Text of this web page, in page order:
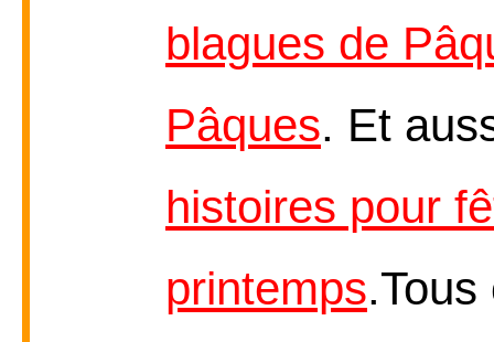
blagues de
Pâques. Et
histoires pour
printemps